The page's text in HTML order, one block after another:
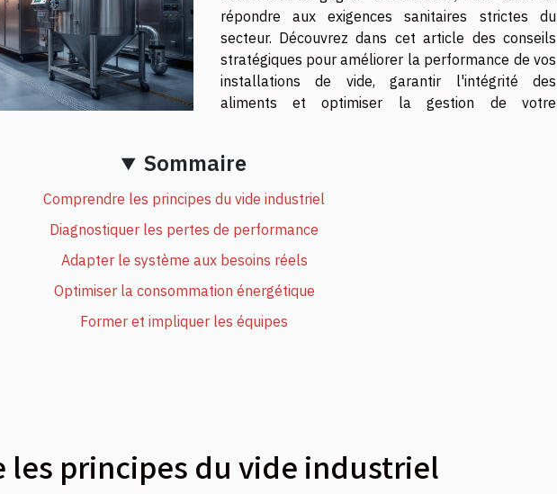
Sommaire
Comprendre les principes du vide industriel
Diagnostiquer les pertes de performance
Adapter le système aux besoins réels
Optimiser la consommation énergétique
Former et impliquer les équipes
répondre aux exigences sanitaires strictes du
secteur. Découvrez dans cet article des conseils
stratégiques pour améliorer la performance de vos
installations de vide, garantir l'intégrité des
aliments et optimiser la gestion de votre
les principes du vide industriel